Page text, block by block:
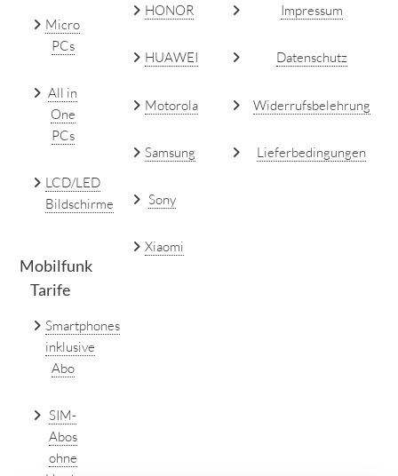
Micro
PCs
All in
One
PCs
LCD/LED
Bildschirme
Mobilfunk
Tarife
Smartphones
inklusive
Abo
SIM-
Abos
ohne
HONOR
HUAWEI
Motorola
Samsung
Sony
Xiaomi
Impressum
Datenschutz
Widerrufsbelehrung
Lieferbedingungen